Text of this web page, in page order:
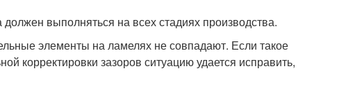
выполняться на всех стадиях производства.
элементы на ламелях не совпадают. Если такое
корректировки зазоров ситуацию удается исправить,